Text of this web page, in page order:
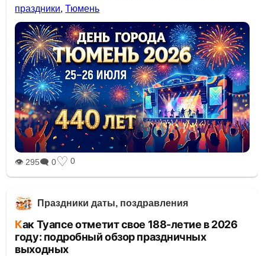
праздники,Тюмень
👁 295🗨 0♡ 0
Праздники даты, поздравления
Как Туапсе отметит свое 188-летие в 2026
году: подробный обзор праздничных
выходных